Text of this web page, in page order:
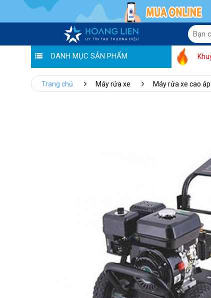
DANH MỤC SẢN PHẨM
Trang chủ Máy rửa xe Máy rửa xe cao áp